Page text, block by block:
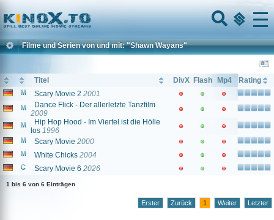
Home
Menu
Filme und Serien von und mit: "Shawn Wayans"
Titel DivX Flash Mp4
Rating
Scary Movie 2 2001
Dance Flick - Der allerletzte Tanzfilm
2009
Hip Hop Hood - Im Viertel ist die Hölle
los 1996
Scary Movie 2000
White Chicks 2004
Scary Movie 6 2026
1 bis 6 von 6 Einträgen
Erster Zurück 1 Weiter Letzter